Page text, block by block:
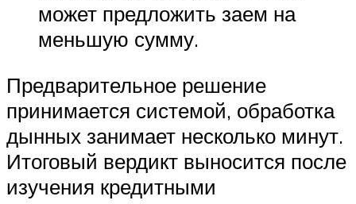
может предложить заем на
меньшую сумму.
Предварительное решение
принимается системой, обработка
дынных занимает несколько минут.
Итоговый вердикт выносится после
изучения кредитными